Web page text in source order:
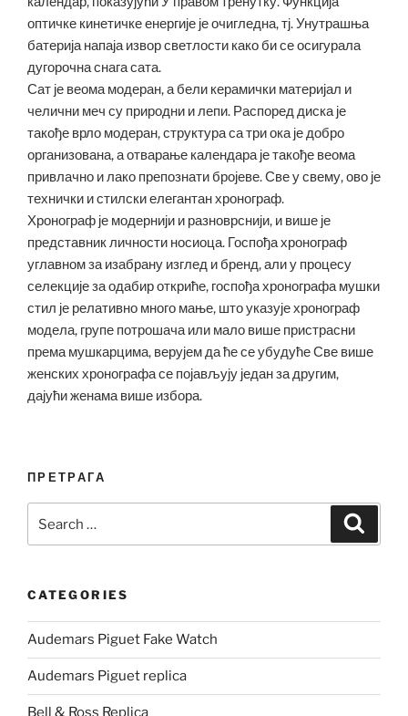
оптичке кинетичке енергије је очигледна, тј. Унутрашња
батерија напаја извор светлости како би се осигурала
дугорочна снага сата.
Сат је веома модеран, а бели керамички материјал и
челични меч су природни и лепи. Распоред диска је
такође врло модеран, структура са три ока је добро
организована, а отварање календара је такође веома
привлачно и лако препознати бројеве. Све у свему, ово је
технички и стилски елегантан хронограф.
Хронограф је модернији и разноврснији, и више је
представник личности носиоца. Госпођа хронограф
углавном за изабрану изглед и бренд, али у процесу
селекције за одабир откриће, госпођа хронографа мушки
стил је релативно много мање, што указује хронограф
модела, групе потрошача или мало више пристрасни
према мушкарцима, верујем да ће се убудуће Све више
женских хронографа се појављују један за другим,
дајући женама више избора.
ПРЕТРАГА
for:
CATEGORIES
Audemars Piguet Fake Watch
Audemars Piguet replica
Bell & Ross Replica